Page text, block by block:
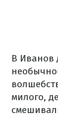
В Иванов
милого,